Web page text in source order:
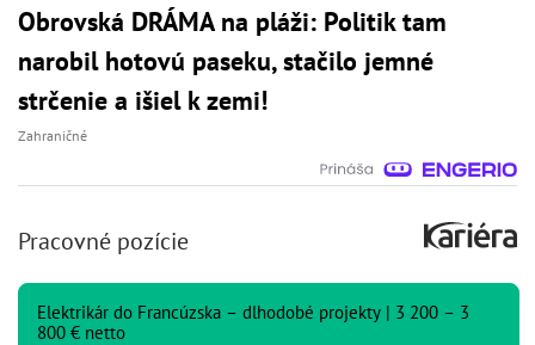
Obrovská DRÁMA na pláži: Politik tam
narobil hotovú paseku, stačilo jemné
strčenie a išiel k zemi!
Zahraničné
Pracovné pozície
Elektrikár do Francúzska – dlhodobé projekty | 3 200 – 3
800 € netto